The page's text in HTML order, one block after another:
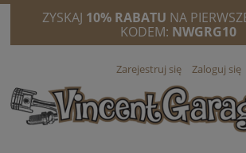
ZYSKAJ 10% RABATU NA
KODEM: NWGRG10
Zarejestruj się Zaloguj się